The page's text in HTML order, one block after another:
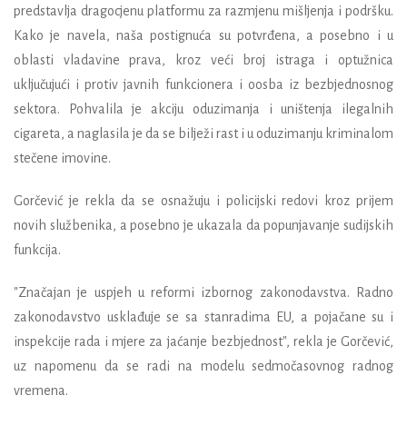
predstavlja dragocjenu platformu za razmjenu mišljenja i podršku.
Kako je navela, naša postignuća su potvrđena, a posebno i u
oblasti vladavine prava, kroz veći broj istraga i optužnica
uključujući i protiv javnih funkcionera i oosba iz bezbjednosnog
sektora. Pohvalila je akciju oduzimanja i uništenja ilegalnih
cigareta, a naglasila je da se bilježi rast i u oduzimanju kriminalom
stečene imovine.
Gorčević je rekla da se osnažuju i policijski redovi kroz prijem
novih službenika, a posebno je ukazala da popunjavanje sudijskih
funkcija.
"Značajan je uspjeh u reformi izbornog zakonodavstva. Radno
zakonodavstvo usklađuje se sa stanradima EU, a pojačane su i
inspekcije rada i mjere za jaćanje bezbjednost", rekla je Gorčević,
uz napomenu da se radi na modelu sedmočasovnog radnog
vremena.